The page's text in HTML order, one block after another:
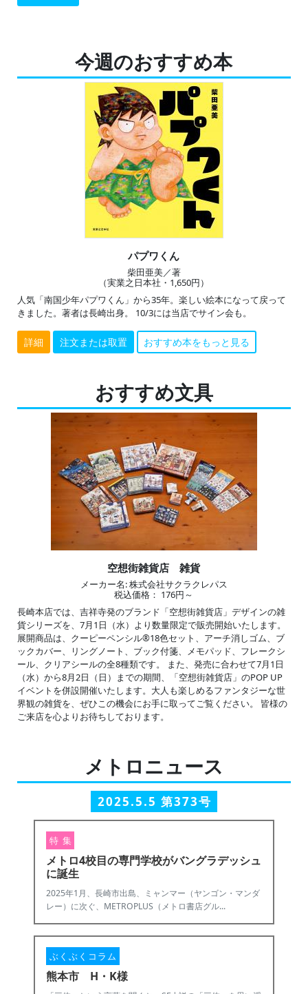
今週のおすすめ本
パプワくん
柴田亜美／著
（実業之日本社・1,650円）
人気「南国少年パプワくん」から35年。楽しい絵本になって戻って
きました。著者は長崎出身。 10/3には当店でサイン会も。
詳細 注文または取置 おすすめ本をもっと見る
おすすめ文具
空想街雑貨店 雑貨
メーカー名: 株式会社サクラクレパス
税込価格： 176円～
長崎本店では、吉祥寺発のブランド「空想街雑貨店」デザインの雑
貨シリーズを、7月1日（水）より数量限定で販売開始いたします。
展開商品は、クーピーペンシル®︎18色セット、アーチ消しゴム、ブ
ックカバー、リングノート、ブック付箋、メモパッド、フレークシ
ール、クリアシールの全8種類です。 また、発売に合わせて7月1日
（水）から8月2日（日）までの期間、「空想街雑貨店」のPOP UP
イベントを併設開催いたします。大人も楽しめるファンタジーな世
界観の雑貨を、ぜひこの機会にお手に取ってご覧ください。 皆様の
ご来店を心よりお待ちしております。
メトロニュース
2025.5.5 第373号
特 集
メトロ4校目の専門学校がバングラデッシュ
に誕生
2025年1月、長崎市出島、ミャンマー（ヤンゴン・マンダ
レー）に次ぐ、METROPLUS（メトロ書店グル...
ぶくぶくコラム
熊本市 H・K様